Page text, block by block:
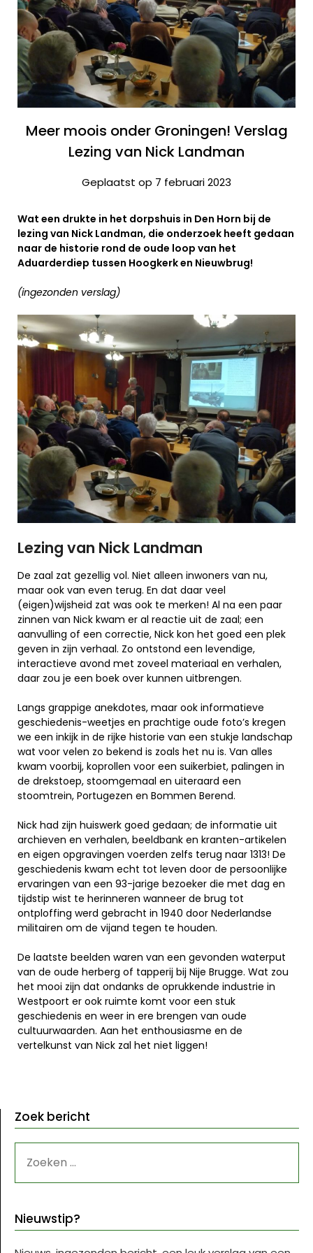
Meer moois onder Groningen! Verslag
Lezing van Nick Landman
Geplaatst op 7 februari 2023
Wat een drukte in het dorpshuis in Den Horn bij de
lezing van Nick Landman, die onderzoek heeft gedaan
naar de historie rond de oude loop van het
Aduarderdiep tussen Hoogkerk en Nieuwbrug!
(ingezonden verslag)
Lezing van Nick Landman
De zaal zat gezellig vol. Niet alleen inwoners van nu,
maar ook van even terug. En dat daar veel
(eigen)wijsheid zat was ook te merken! Al na een paar
zinnen van Nick kwam er al reactie uit de zaal; een
aanvulling of een correctie, Nick kon het goed een plek
geven in zijn verhaal. Zo ontstond een levendige,
interactieve avond met zoveel materiaal en verhalen,
daar zou je een boek over kunnen uitbrengen.
Langs grappige anekdotes, maar ook informatieve
geschiedenis-weetjes en prachtige oude foto’s kregen
we een inkijk in de rijke historie van een stukje landschap
wat voor velen zo bekend is zoals het nu is. Van alles
kwam voorbij, koprollen voor een suikerbiet, palingen in
de drekstoep, stoomgemaal en uiteraard een
stoomtrein, Portugezen en Bommen Berend.
Nick had zijn huiswerk goed gedaan; de informatie uit
archieven en verhalen, beeldbank en kranten-artikelen
en eigen opgravingen voerden zelfs terug naar 1313! De
geschiedenis kwam echt tot leven door de persoonlijke
ervaringen van een 93-jarige bezoeker die met dag en
tijdstip wist te herinneren wanneer de brug tot
ontploffing werd gebracht in 1940 door Nederlandse
militairen om de vijand tegen te houden.
De laatste beelden waren van een gevonden waterput
van de oude herberg of tapperij bij Nije Brugge. Wat zou
het mooi zijn dat ondanks de oprukkende industrie in
Westpoort er ook ruimte komt voor een stuk
geschiedenis en weer in ere brengen van oude
cultuurwaarden. Aan het enthousiasme en de
vertelkunst van Nick zal het niet liggen!
Zoek bericht
NAAR:
Nieuwstip?